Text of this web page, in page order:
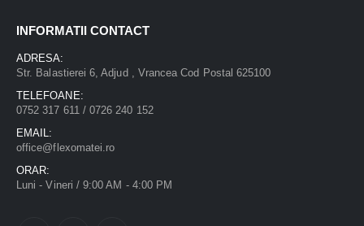
INFORMATII CONTACT
ADRESA:
Str. Balastierei 6, Adjud , Vrancea Cod Postal 625100
TELEFOANE:
0752 317 611 / 0726 240 152
EMAIL:
office@flexomatei.ro
ORAR:
Luni - Vineri / 9:00 AM - 4:00 PM